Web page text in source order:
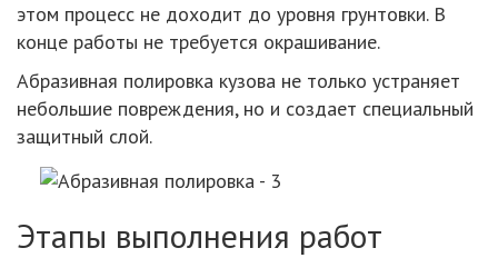
этом процесс не доходит до уровня грунтовки. В
конце работы не требуется окрашивание.
Абразивная полировка кузова не только устраняет
небольшие повреждения, но и создает специальный
защитный слой.
Этапы выполнения работ